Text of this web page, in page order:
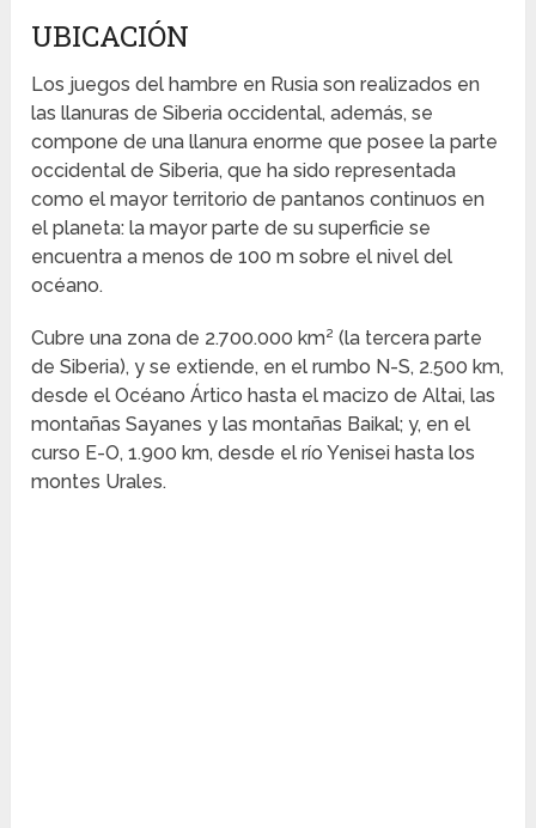
UBICACIÓN
Los juegos del hambre en Rusia son realizados en
las llanuras de Siberia occidental, además, se
compone de una llanura enorme que posee la parte
occidental de Siberia, que ha sido representada
como el mayor territorio de pantanos continuos en
el planeta: la mayor parte de su superficie se
encuentra a menos de 100 m sobre el nivel del
océano.
Cubre una zona de 2.700.000 km² (la tercera parte
de Siberia), y se extiende, en el rumbo N-S, 2.500 km,
desde el Océano Ártico hasta el macizo de Altai, las
montañas Sayanes y las montañas Baikal; y, en el
curso E-O, 1.900 km, desde el río Yenisei hasta los
montes Urales.